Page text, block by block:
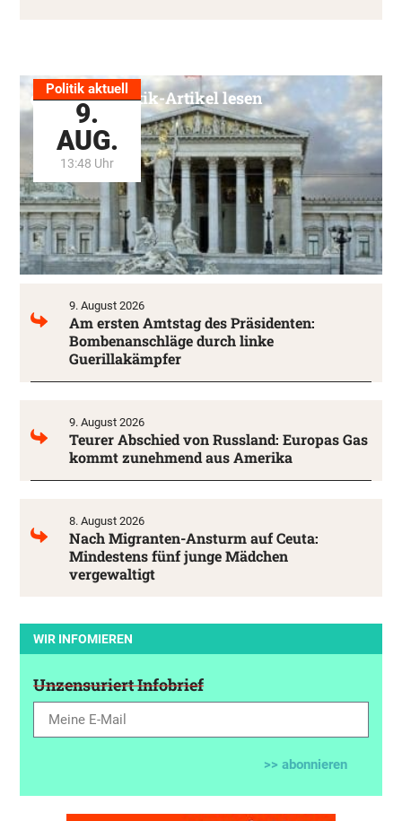
Politik aktuell
9.
AUG.
13:48 Uhr
Alle Politik-Artikel lesen
9. August 2026
Am ersten Amtstag des Präsidenten:
Bombenanschläge durch linke
Guerillakämpfer
9. August 2026
Teurer Abschied von Russland: Europas Gas
kommt zunehmend aus Amerika
8. August 2026
Nach Migranten-Ansturm auf Ceuta:
Mindestens fünf junge Mädchen
vergewaltigt
WIR INFOMIEREN
Unzensuriert Infobrief
>> abonnieren